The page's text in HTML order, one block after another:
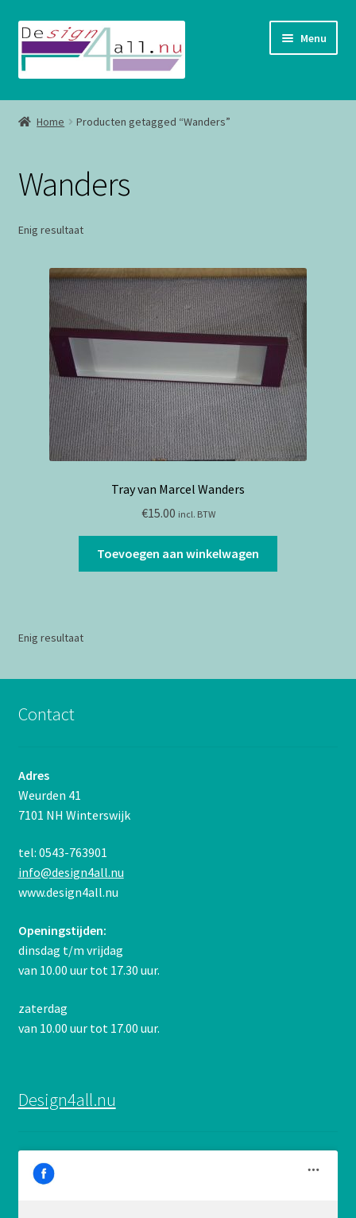
Ga
door
naar
Ga
naar
de
Menu
Shop
Home Producten getagged “Wanders”
Wanders
Enig resultaat
Tray van Marcel Wanders
€15.00 incl. BTW
Toevoegen aan winkelwagen
Enig resultaat
Contact
Adres
Weurden 41
7101 NH Winterswijk
tel: 0543-763901
info@design4all.nu
www.design4all.nu
Openingstijden:
dinsdag t/m vrijdag
van 10.00 uur tot 17.30 uur.
zaterdag
van 10.00 uur tot 17.00 uur.
Design4all.nu